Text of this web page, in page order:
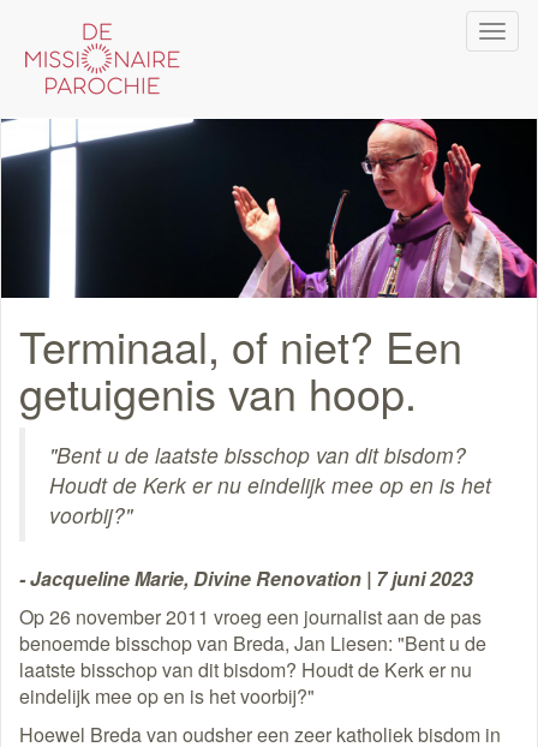
naar
gaan
Terminaal, of niet? Een
getuigenis van hoop.
"Bent u de laatste bisschop van dit bisdom?
Houdt de Kerk er nu eindelijk mee op en is het
voorbij?"
- Jacqueline Marie, Divine Renovation | 7 juni 2023
Op 26 november 2011 vroeg een journalist aan de pas
benoemde bisschop van Breda, Jan Liesen: "Bent u de
laatste bisschop van dit bisdom? Houdt de Kerk er nu
eindelijk mee op en is het voorbij?"
Hoewel Breda van oudsher een zeer katholiek bisdom in